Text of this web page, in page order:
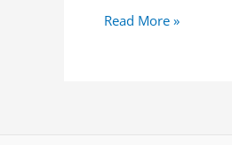
Read More »